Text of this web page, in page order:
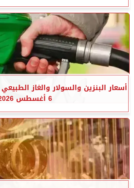
أسعار البنزين والسولار والغاز
6 أغسطس 2026